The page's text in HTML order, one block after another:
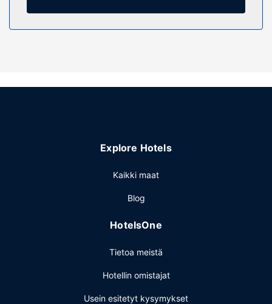
Kiinteistön miellyttävyys
Seuraavat palvelut ovat saatavilla: ilmainen langaton
Explore Hotels
Kaikki maat
Blog
HotelsOne
Tietoa meistä
Hotellin omistajat
Usein esitetyt kysymykset